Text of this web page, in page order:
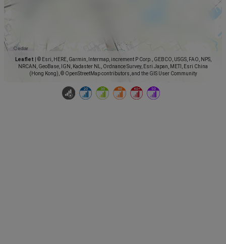
Leaflet
© Esri, HERE, Garmin, Intermap, increment P Corp., GEBCO, USGS, FAO, NPS,
NRCAN, GeoBase, IGN, Kadaster NL, Ordnance Survey, Esri Japan, METI, Esri China
(Hong Kong), © OpenStreetMap contributors, and the GIS User Community